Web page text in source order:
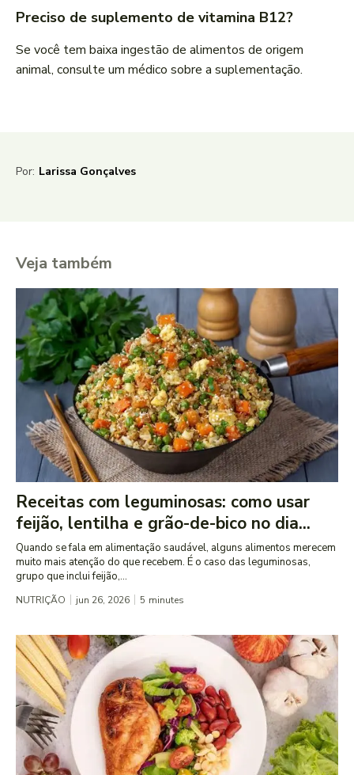
Preciso de suplemento de vitamina B12?
Se você tem baixa ingestão de alimentos de origem
animal, consulte um médico sobre a suplementação.
Por: Larissa Gonçalves
Veja também
Receitas com leguminosas: como usar
feijão, lentilha e grão-de-bico no dia...
Quando se fala em alimentação saudável, alguns alimentos merecem
muito mais atenção do que recebem. É o caso das leguminosas,
grupo que inclui feijão,...
NUTRIÇÃO jun 26, 2026 5 minutes